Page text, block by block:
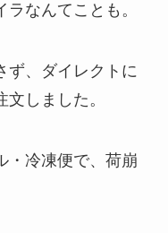
なんてことも。
ず、ダイレクトに
しました。
・冷凍便で、荷崩